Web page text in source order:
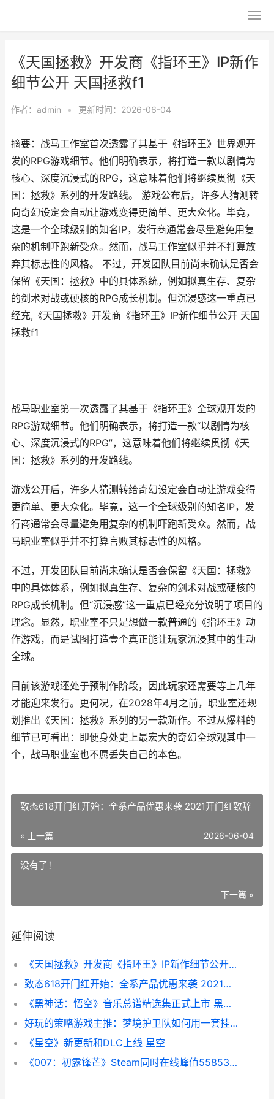
《天国拯救》开发商《指环王》IP新作
细节公开 天国拯救f1
作者： admin • 更新时间：2026-06-04
摘要：战马工作室首次透露了其基于《指环王》世界观开
发的RPG游戏细节。他们明确表示，将打造一款以剧情为
核心、深度沉浸式的RPG，这意味着他们将继续贯彻《天
国：拯救》系列的开发路线。 游戏公布后，许多人猜测转
向奇幻设定会自动让游戏变得更简单、更大众化。毕竟，
这是一个全球级别的知名IP，发行商通常会尽量避免用复
杂的机制吓跑新受众。然而，战马工作室似乎并不打算放
弃其标志性的风格。 不过，开发团队目前尚未确认是否会
保留《天国：拯救》中的具体系统，例如拟真生存、复杂
的剑术对战或硬核的RPG成长机制。但沉浸感这一重点已
经充,《天国拯救》开发商《指环王》IP新作细节公开 天国
拯救f1
战马职业室第一次透露了其基于《指环王》全球观开发的
RPG游戏细节。他们明确表示，将打造一款“以剧情为核
心、深度沉浸式的RPG”，这意味着他们将继续贯彻《天
国：拯救》系列的开发路线。
游戏公开后，许多人猜测转给奇幻设定会自动让游戏变得
更简单、更大众化。毕竟，这一个全球级别的知名IP，发
行商通常会尽量避免用复杂的机制吓跑新受众。然而，战
马职业室似乎并不打算言败其标志性的风格。
不过，开发团队目前尚未确认是否会保留《天国：拯救》
中的具体体系，例如拟真生存、复杂的剑术对战或硬核的
RPG成长机制。但“沉浸感”这一重点已经充分说明了项目的
理念。显然，职业室不只是想做一款普通的《指环王》动
作游戏，而是试图打造壹个真正能让玩家沉浸其中的生动
全球。
目前该游戏还处于预制作阶段，因此玩家还需要等上几年
才能迎来发行。更何况，在2028年4月之前，职业室还规
划推出《天国：拯救》系列的另一款新作。不过从爆料的
细节已可看出：即便身处史上最宏大的奇幻全球观其中一
个，战马职业室也不愿丢失自己的本色。
致态618开门红开始：全系产品优惠来袭 2021开门红致辞
« 上一篇 2026-06-04
没有了！
下一篇 »
延伸阅读
《天国拯救》开发商《指环王》IP新作细节公开 天国拯救f1
致态618开门红开始：全系产品优惠来袭 2021开门红致辞
《黑神话：悟空》音乐总谱精选集正式上市 黑神话悟空电影完整版免费观看
好玩的策略游戏主推：梦境护卫队如何用一套挂件系统从头定义“策略”的含金量 好玩的策略游戏手游排行榜前十名
《星空》新更新和DLC上线 星空
《007：初露锋芒》Steam同时在线峰值55853人 007初露锋芒开发商